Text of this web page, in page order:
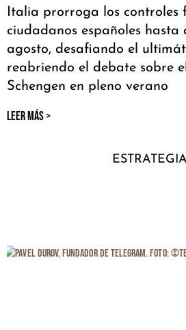
Italia prorroga los controles
ciudadanos españoles hasta
agosto, desafiando el
reabriendo el debate sobre
Schengen en pleno verano
LEER MÁS >